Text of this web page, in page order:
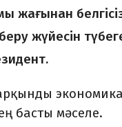
жағынан
жүйесін
басты мәселе.